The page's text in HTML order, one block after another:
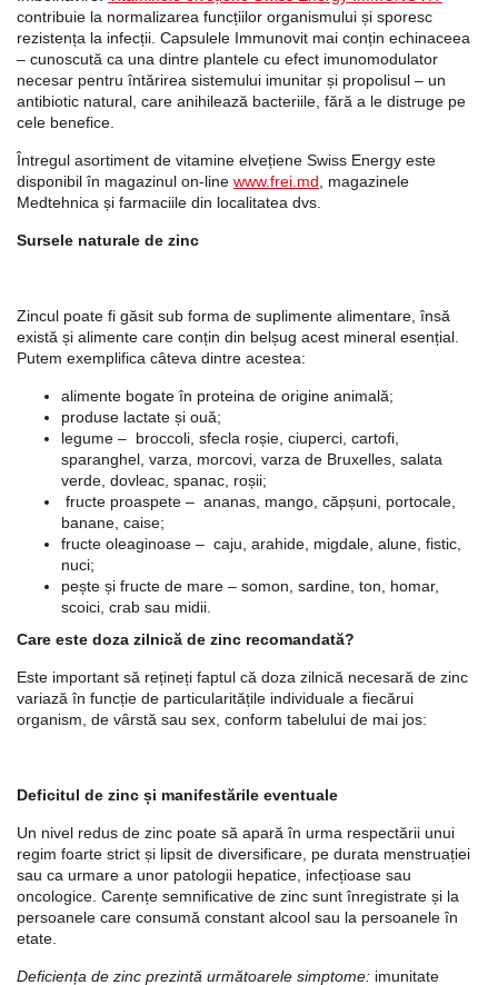
contribuie la normalizarea funcțiilor organismului și sporesc
rezistența la infecții. Capsulele Immunovit mai conțin echinaceea
– cunoscută ca una dintre plantele cu efect imunomodulator
necesar pentru întărirea sistemului imunitar și propolisul – un
antibiotic natural, care anihilează bacteriile, fără a le distruge pe
cele benefice.
Întregul asortiment de vitamine elvețiene Swiss Energy este
disponibil în magazinul on-line www.frei.md , magazinele
Medtehnica și farmaciile din localitatea dvs.
Sursele naturale de zinc
Zincul poate fi găsit sub forma de suplimente alimentare, însă
există și alimente care conțin din belșug acest mineral esențial.
Putem exemplifica câteva dintre acestea:
alimente bogate în proteina de origine animală;
produse lactate și ouă;
legume – broccoli, sfecla roșie, ciuperci, cartofi,
sparanghel, varza, morcovi, varza de Bruxelles, salata
verde, dovleac, spanac, roșii;
fructe proaspete – ananas, mango, căpșuni, portocale,
banane, caise;
fructe oleaginoase – caju, arahide, migdale, alune, fistic,
nuci;
pește și fructe de mare – somon, sardine, ton, homar,
scoici, crab sau midii.
Care este doza zilnică de zinc recomandată?
Este important să rețineți faptul că doza zilnică necesară de zinc
variază în funcție de particularitățile individuale a fiecărui
organism, de vârstă sau sex, conform tabelului de mai jos:
Deficitul de zinc și manifestările eventuale
Un nivel redus de zinc poate să apară în urma respectării unui
regim foarte strict și lipsit de diversificare, pe durata menstruației
sau ca urmare a unor patologii hepatice, infecțioase sau
oncologice. Carențe semnificative de zinc sunt înregistrate și la
persoanele care consumă constant alcool sau la persoanele în
etate.
Deficiența de zinc prezintă următoarele simptome: imunitate